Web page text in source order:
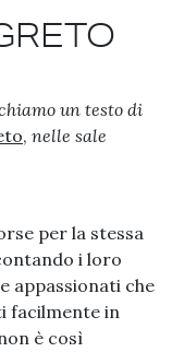
un testo di
, nelle sale
per la stessa
i loro
appassionati che
facilmente in
è così